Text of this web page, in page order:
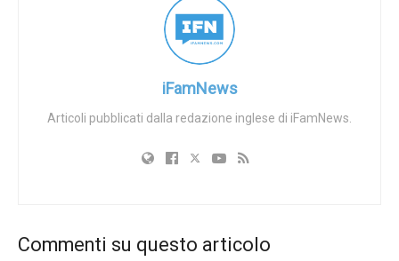
perché era troppo costoso e ha deciso di disfarsi del suo
bambino in un cassonetto di un condominio. Il corpo del
bambino è stato trovato avvolto in un proteggi-materasso
all’interno di un borsone.
Il capo della polizia ha espresso sconcerto e orrore per
incontrato nei suoi anni di applicazione della legge. È stato
consegnati in modo sicuro e anonimo in luoghi designati.
La Williams avrebbe potuto portare il suo bambino in un
iFamNews
Articoli pubblicati dalla redazione inglese di iFamNews.
Commenti su questo articolo